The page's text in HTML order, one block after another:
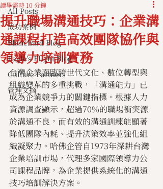
All Posts
成功案例
Blanchard Blog
Eagle's Flight Blog
Culture Partners
管理文摘
提升職場溝通技巧：企業溝
通課程打造高效團隊協作與
領導力培訓實務
讀畢需時 10 分鐘
台灣企業面臨跨世代文化、數位轉型與
組織變革的多重挑戰，「溝通能力」已
成為企業競爭力的關鍵指標。根據人力
資源調查顯示，超過70%的職場衝突源
於溝通不良，而有效的溝通訓練能顯著
降低團隊內耗、提升決策效率並強化組
織凝聚力。哈佛企管自1973年深耕台灣
企業培訓市場，代理多家國際領導力公
司課程品牌，為企業提供系統化的溝通
技巧培訓解決方案。